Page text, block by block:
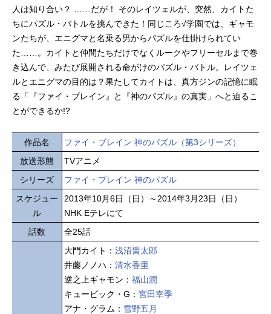
人は知り合い？ ……だが！ そのレイツェルが、突然、カイトた
ちにパズル・バトルを挑んできた！同じころ√学園では、ギャモ
ンたちが、エニグマと名乗る男からパズルを仕掛けられてい
た……。カイトと仲間たちだけでなくルークやフリーセルまで巻
き込んで、みたび展開される命がけのパズル・バトル。レイツェ
ルとエニグマの目的は？果たしてカイトは、真方ジンの記憶に眠
る「『ファイ・ブレイン』と『神のパズル』の真実」へと迫るこ
とができるか!?
作品名
ファイ・ブレイン 神のパズル（第3シリーズ）
放送形態
TVアニメ
シリーズ
ファイ・ブレイン 神のパズル
スケジュー
ル
2013年10月6日（日）～2014年3月23日（日）
NHK Eテレにて
話数
全25話
大門カイト： 浅沼晋太郎
井藤ノノハ： 清水香里
逆之上ギャモン： 福山潤
キュービック・G： 宮田幸季
アナ・グラム： 雪野五月